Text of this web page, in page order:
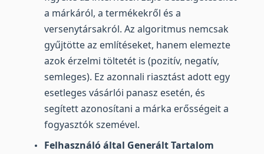
a márkáról, a termékekről és a
versenytársakról. Az algoritmus nemcsak
gyűjtötte az említéseket, hanem elemezte
azok érzelmi töltetét is (pozitív, negatív,
semleges). Ez azonnali riasztást adott egy
esetleges vásárlói panasz esetén, és
segített azonosítani a márka erősségeit a
fogyasztók szemével.
Felhasználó által Generált Tartalom